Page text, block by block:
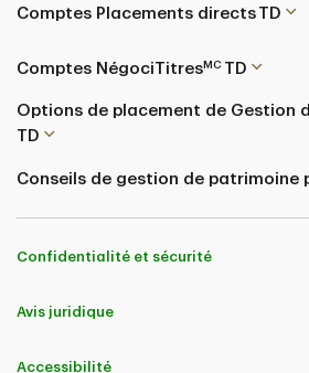
Comptes Placements directs TD
Comptes NégociTitres MC TD
Options de placement de Gestion
TD
Conseils de gestion de patrimoine
Confidentialité et sécurité
Avis juridique
Accessibilité